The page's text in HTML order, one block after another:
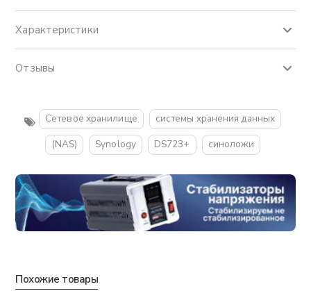
Характеристики
Отзывы
Сетевое хранилище
системы хранения данных
(NAS)
Synology DS723+ синоложи
Похожие товары